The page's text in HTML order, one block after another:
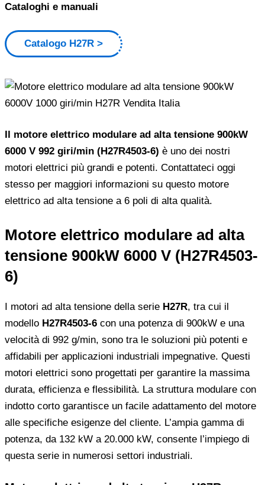
Cataloghi e manuali
Catalogo H27R
Il motore elettrico modulare ad alta tensione 900kW
6000 V 992 giri/min (H27R4503-6) è uno dei nostri
motori elettrici più grandi e potenti. Contattateci oggi
stesso per maggiori informazioni su questo motore
elettrico ad alta tensione a 6 poli di alta qualità.
Motore elettrico modulare ad alta
tensione 900kW 6000 V (H27R4503-
6)
I motori ad alta tensione della serie H27R, tra cui il
modello H27R4503-6 con una potenza di 900kW e una
velocità di 992 g/min, sono tra le soluzioni più potenti e
affidabili per applicazioni industriali impegnative. Questi
motori elettrici sono progettati per garantire la massima
durata, efficienza e flessibilità. La struttura modulare con
indotto corto garantisce un facile adattamento del motore
alle specifiche esigenze del cliente. L’ampia gamma di
potenza, da 132 kW a 20.000 kW, consente l’impiego di
questa serie in numerosi settori industriali.